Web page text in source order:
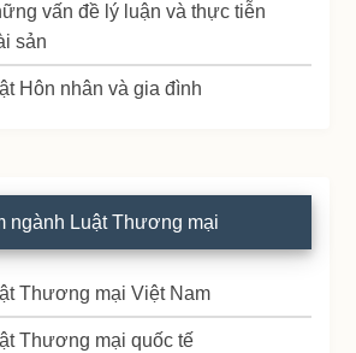
vấn đề lý luận và thực tiễn
sản
Hôn nhân và gia đình
ngành Luật Thương mại
Thương mại Việt Nam
Thương mại quốc tế